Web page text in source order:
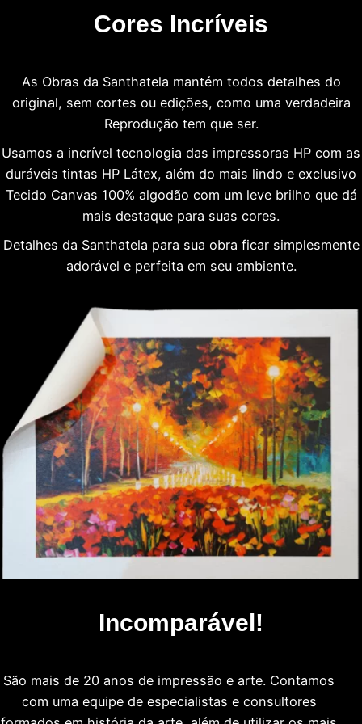
Cores Incríveis
As Obras da Santhatela mantém todos detalhes do
original, sem cortes ou edições, como uma verdadeira
Reprodução tem que ser.
Usamos a incrível tecnologia das impressoras HP com as
duráveis tintas HP Látex, além do mais lindo e exclusivo
Tecido Canvas 100% algodão com um leve brilho que dá
mais destaque para suas cores.
Detalhes da Santhatela para sua obra ficar simplesmente
adorável e perfeita em seu ambiente.
Incomparável!
São mais de 20 anos de impressão e arte. Contamos
com uma equipe de especialistas e consultores